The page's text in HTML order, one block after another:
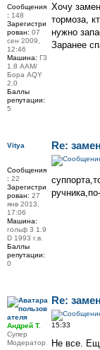
Хочу
тормоза,
нужно
Заранее
Сообщения
: 148
Зарегистри
рован: 07
сен 2009,
12:46
Машина: Г3
1.8 ААМ/
Бора АQY
2.0
Баллы
репутации:
5
Re:
Vitya
Сообщения
: 22
Зарегистри
рован: 27
янв 2013,
17:06
Машина:
гольф 3 1.9
D 1993 г.в.
Баллы
репутации:
0
Re:
15:33
Не все.
Андрей Т.
Супер
Модератор